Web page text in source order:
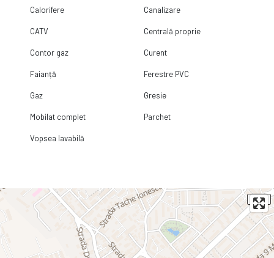
Calorifere Canalizare
CATV Centrală proprie
Contor gaz Curent
Faianță Ferestre PVC
Gaz Gresie
Mobilat complet Parchet
Vopsea lavabilă